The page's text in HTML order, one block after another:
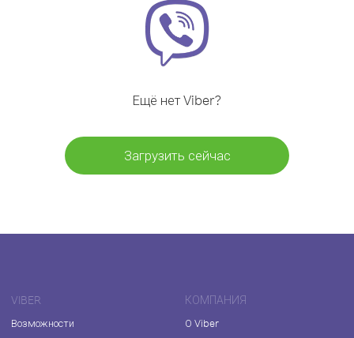
Ещё нет Viber?
Загрузить сейчас
VIBER
Возможности
КОМПАНИЯ
О Viber